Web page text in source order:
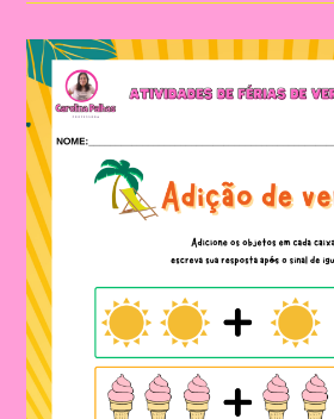
Verão
Para
Imprimir
E
As
O
Tema
Férias
Verão|Cenário
De